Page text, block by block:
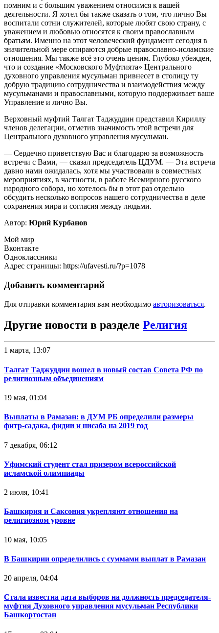
помним и с большим уважением относимся к вашей
деятельности. Я хотел бы также сказать о том, что лично Вы
воспитали сотни служителей, которые любят свою страну, с
уважением и любовью относятся к своим православным
братьям. Именно на этот человеческий фундамент сегодня в
значительной мере опираются добрые православно-исламские
отношения. Мы также всё это очень ценим. Глубоко убежден,
что и создание «Московского Муфтията» Центрального
духовного управления мусульман привнесет в столицу ту
добрую традицию сотрудничества и взаимодействия между
мусульманами и православными, которую поддерживает ваше
Управление и лично Вы.
Верховный муфтий Талгат Таджуддин представил Кириллу
членов делегации, отметив значимость этой встречи для
Центрального духовного управления мусульман.
— Сердечно приветствую Вас и благодарю за возможность
встречи с Вами, — сказал председатель ЦДУМ. — Эта встреча
давно нами ожидалась, хотя мы участвовали в совместных
мероприятиях, в частности, в работе Всемирного русского
народного собора, но хотелось бы в этот раз отдельно
обсудить несколько вопросов нашего сотрудничества в деле
сохранения мира и согласия между людьми.
Автор: Юрий Курбанов
Мой мир
Вконтакте
Одноклассники
Адрес страницы: https://ufavesti.ru/?p=1078
Добавить комментарий
Для отправки комментария вам необходимо авторизоваться.
Другие новости в разделе Религия
1 марта, 13:07
Талгат Таджуддин вошел в новый состав Совета РФ по
религиозным объединениям
19 мая, 01:04
Выплаты в Рамазан: в ДУМ РБ определили размеры
фитр-садака, фидии и нисаба на 2019 год
7 декабря, 06:12
Уфимский студент стал призером всероссийской
исламской олимпиады
2 июля, 10:41
Башкирия и Саксония укрепляют отношения на
религиозном уровне
10 мая, 10:05
В Башкирии определились с суммами выплат в Рамазан
20 апреля, 04:04
Стала известна дата выборов на должность председателя-
муфтия Духовного управления мусульман Республики
Башкортостан